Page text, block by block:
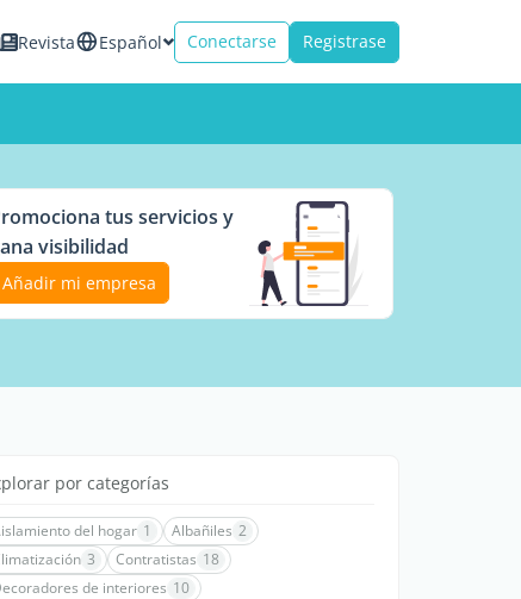
Revista Español Conectarse Registrase
tus servicios y
visibilidad
Añadir mi empresa
por categorías
del hogar 1 Albañiles 2
3 Contratistas 18
de interiores 10